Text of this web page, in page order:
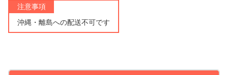
注意事項
沖縄・離島への配送不可です